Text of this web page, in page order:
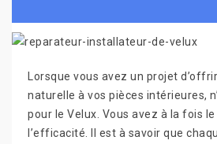
Lorsque vous avez un projet
naturelle à vos pièces intérieures,
pour le Velux. Vous avez à la fois
l’efficacité. Il est à savoir que